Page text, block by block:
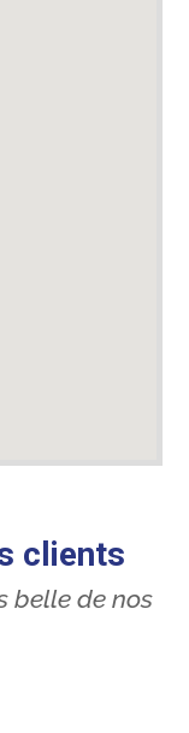
clients
belle de nos